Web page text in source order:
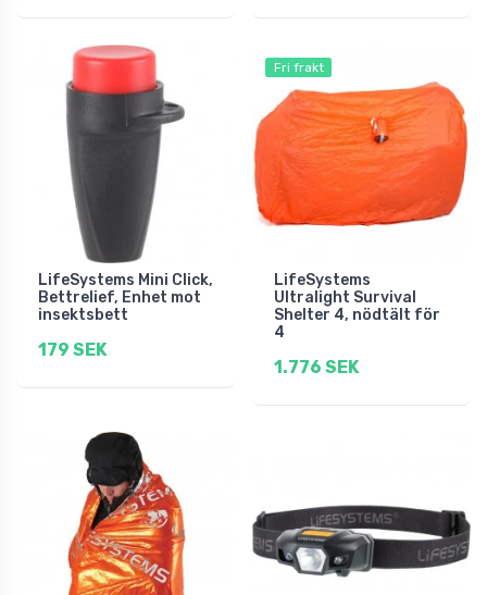
LifeSystems Mini Click,
Bettrelief, Enhet mot
insektsbett
179 SEK
Fri frakt
LifeSystems
Ultralight Survival
Shelter 4, nödtält för
4
1.776 SEK